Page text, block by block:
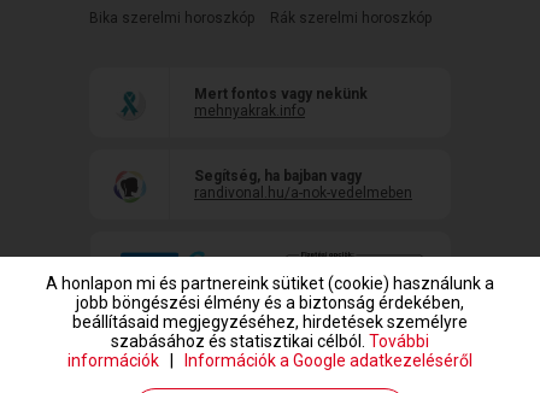
Bika szerelmi horoszkóp
Rák szerelmi horoszkóp
Mert fontos vagy nekünk
mehnyakrak.info
Segítség, ha bajban vagy
randivonal.hu/a-nok-vedelmeben
A honlapon mi és partnereink sütiket (cookie) használunk a
jobb böngészési élmény és a biztonság érdekében,
beállításaid megjegyzéséhez, hirdetések személyre
szabásához és statisztikai célból. További
információk
Információk a Google adatkezeléséről